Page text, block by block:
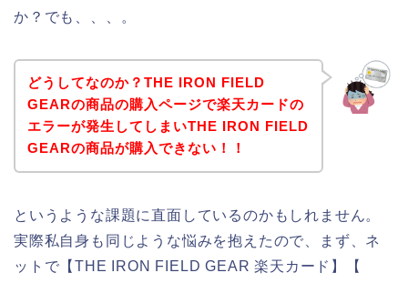
か？でも、、、。
どうしてなのか？THE IRON FIELD
GEARの商品の購入ページで楽天カードの
エラーが発生してしまいTHE IRON FIELD
GEARの商品が購入できない！！
というような課題に直面しているのかもしれません。
実際私自身も同じような悩みを抱えたので、まず、ネ
ットで【THE IRON FIELD GEAR 楽天カード】【